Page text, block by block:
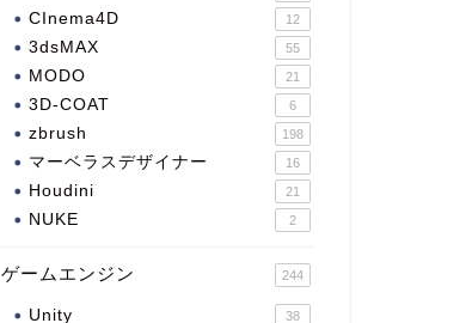
CInema4D 12
3dsMAX 55
MODO 21
3D-COAT 6
zbrush 198
マーベラスデザイナー 16
Houdini 21
NUKE 2
ゲームエンジン 244
Unity 38